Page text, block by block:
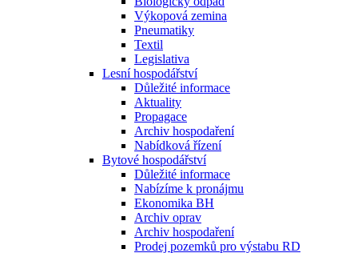
Výkopová zemina
Pneumatiky
Textil
Legislativa
Lesní hospodářství
Důležité informace
Aktuality
Propagace
Archiv hospodaření
Nabídková řízení
Bytové hospodářství
Důležité informace
Nabízíme k pronájmu
Ekonomika BH
Archiv oprav
Archiv hospodaření
Prodej pozemků pro výstabu RD